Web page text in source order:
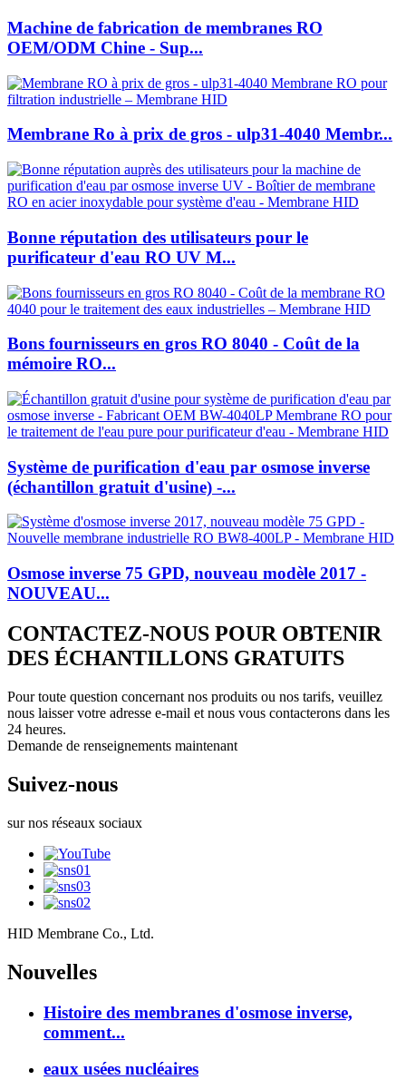
Machine de fabrication de membranes RO
OEM/ODM Chine - Sup...
Membrane Ro à prix de gros - ulp31-4040 Membr...
Bonne réputation des utilisateurs pour le
purificateur d'eau RO UV M...
Bons fournisseurs en gros RO 8040 - Coût de la
mémoire RO...
Système de purification d'eau par osmose inverse
(échantillon gratuit d'usine) -...
Osmose inverse 75 GPD, nouveau modèle 2017 -
NOUVEAU...
CONTACTEZ-NOUS POUR OBTENIR
DES ÉCHANTILLONS GRATUITS
Pour toute question concernant nos produits ou nos tarifs, veuillez
nous laisser votre adresse e-mail et nous vous contacterons dans les
24 heures.
Demande de renseignements maintenant
Suivez-nous
sur nos réseaux sociaux
HID Membrane Co., Ltd.
Nouvelles
Histoire des membranes d'osmose inverse,
comment...
eaux usées nucléaires